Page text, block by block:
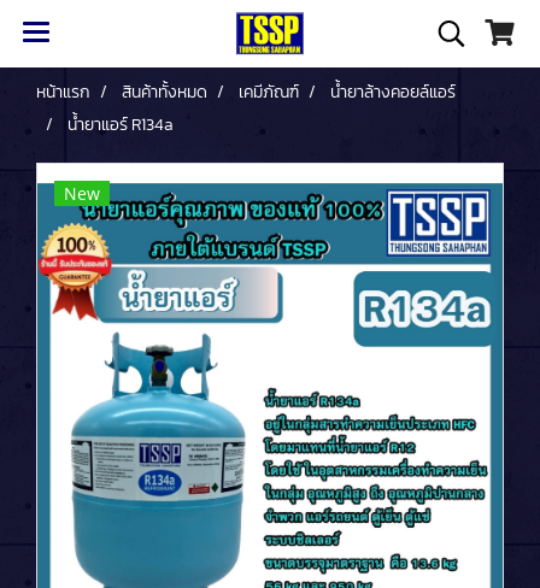
หน้าแรก สินค้าทั้งหมด เคมีภัณฑ์
น้ำยาล้างคอยล์แอร์
น้ำยาแอร์ R134a
New